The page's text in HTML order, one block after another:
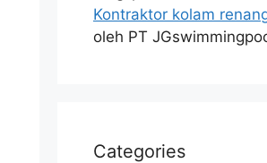
Kontraktor kolam
oleh PT
Categories